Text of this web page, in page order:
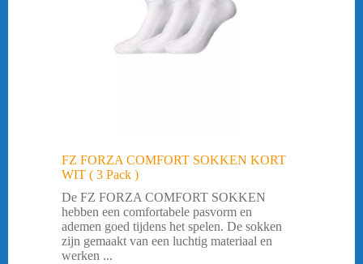
FZ FORZA COMFORT SOKKEN KORT
WIT ( 3 Pack )
De FZ FORZA COMFORT SOKKEN
hebben een comfortabele pasvorm en
ademen goed tijdens het spelen. De sokken
zijn gemaakt van een luchtig materiaal en
werken ...